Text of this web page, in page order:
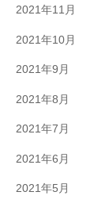
2021年11月
2021年10月
2021年9月
2021年8月
2021年7月
2021年6月
2021年5月